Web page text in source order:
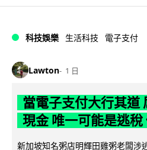
科技娛樂 生活科技 電子支付
Lawton 1 日
當電子支付大行其道
現金 唯一可能是逃
新加坡知名粥店明輝田雞粥老闆涉